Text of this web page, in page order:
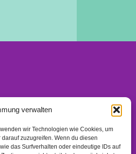
verwalten
wir Technologien wie Cookies, um
zuzugreifen. Wenn du diesen
das Surfverhalten oder eindeutige IDs auf